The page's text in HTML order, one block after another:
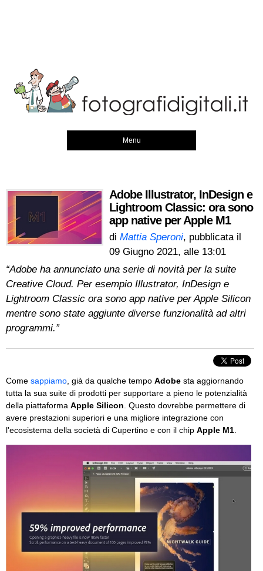
Menu
Adobe Illustrator, InDesign e
Lightroom Classic: ora sono
app native per Apple M1
di Mattia Speroni, pubblicata il
09 Giugno 2021, alle 13:01
“Adobe ha annunciato una serie di novità per la suite
Creative Cloud. Per esempio Illustrator, InDesign e
Lightroom Classic ora sono app native per Apple Silicon
mentre sono state aggiunte diverse funzionalità ad altri
programmi.”
Come sappiamo , già da qualche tempo Adobe sta aggiornando
tutta la sua suite di prodotti per supportare a pieno le potenzialità
della piattaforma Apple Silicon . Questo dovrebbe permettere di
avere prestazioni superiori e una migliore integrazione con
l'ecosistema della società di Cupertino e con il chip Apple M1